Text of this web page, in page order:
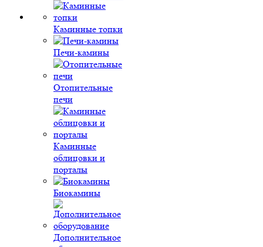
Каминные топки
Печи-камины
Отопительные
печи
Каминные
облицовки и
порталы
Биокамины
Дополнительное